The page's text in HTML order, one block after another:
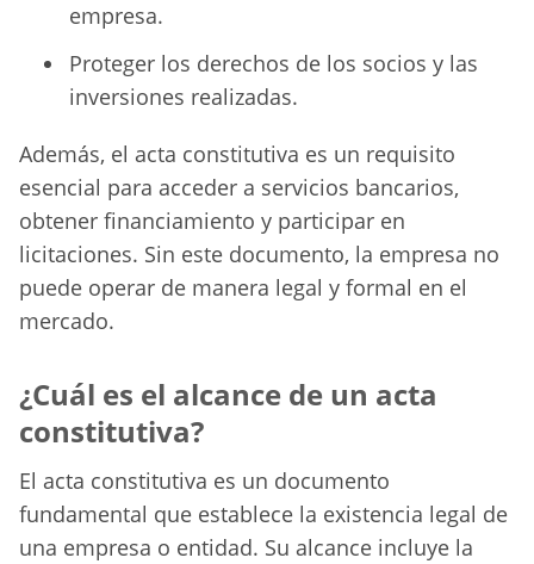
empresa.
Proteger los derechos de los socios y las
inversiones realizadas.
Además, el acta constitutiva es un requisito
esencial para acceder a servicios bancarios,
obtener financiamiento y participar en
licitaciones. Sin este documento, la empresa no
puede operar de manera legal y formal en el
mercado.
¿Cuál es el alcance de un acta
constitutiva?
El acta constitutiva es un documento
fundamental que establece la existencia legal de
una empresa o entidad. Su alcance incluye la